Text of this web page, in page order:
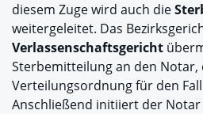
diesem Zuge wird auch die
weitergeleitet. Das
Verlassenschaftsgericht
Sterbemitteilung an den Notar,
Verteilungsordnung für den
Anschließend initiiert der Notar